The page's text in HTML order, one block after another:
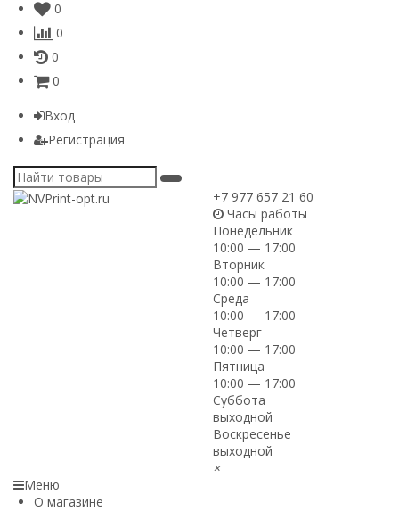
0
0
0
0
Вход
Регистрация
+7 977 657 21 60
Часы работы
Понедельник
10:00 — 17:00
Вторник
10:00 — 17:00
Среда
10:00 — 17:00
Четверг
10:00 — 17:00
Пятница
10:00 — 17:00
Суббота
выходной
Воскресенье
выходной
×
Меню
О магазине